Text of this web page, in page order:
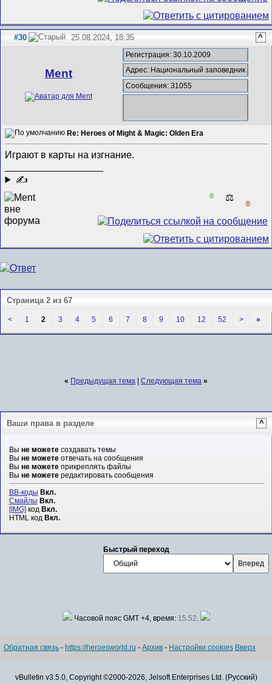
#30 25.08.2024, 18:35 ^
Ment
Регистрация: 30.10.2009
Адрес: Национальный заповедник
Сообщения: 31055
Re: Heroes of Might & Magic: Olden Era
Играют в карты на изгнание.
✍
0 ⚖️
0
Страница 2 из 67
< 1 2 3 4 5 6 7 8 9 10 12 52 > »
« Предыдущая тема | Следующая тема »
Ваши права в разделе ^
Вы не можетесоздавать темы
Вы не можетеотвечать на сообщения
Вы не можетеприкреплять файлы
Вы не можетередактировать сообщения
BB-коды Вкл.
Смайлы Вкл.
[IMG] код Вкл.
HTML код Вкл.
Быстрый переход
Часовой пояс GMT +4, время: 15:52
Обратная связь - https://heroesworld.ru - Архив - Настройки cookies Вверх
vBulletin v3.5.0, Copyright ©2000-2026, Jelsoft Enterprises Ltd. (Русский)